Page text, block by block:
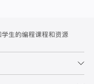
生的编程课程和资源